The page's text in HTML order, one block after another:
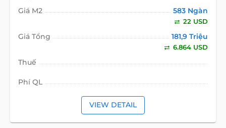
Giá M2
583 Ngàn
22 USD
Giá Tổng 181,9 Triệu
6.864 USD
Thuế
Phí QL
VIEW DETAIL